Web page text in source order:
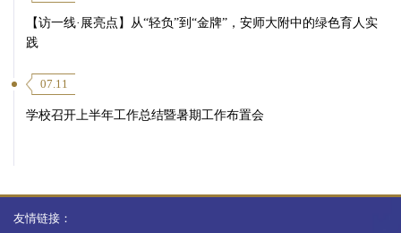
【访一线·展亮点】从“轻负”到“金牌”，安师大附中的绿色育人实
践
07.11
学校召开上半年工作总结暨暑期工作布置会
友情链接：